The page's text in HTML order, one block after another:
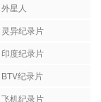
外星人
灵异纪录片
印度纪录片
BTV纪录片
飞机纪录片